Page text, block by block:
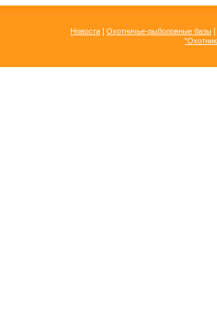
Новости Охотничье-рыболовные базы